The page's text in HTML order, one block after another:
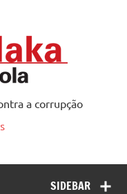
a corrupção
SIDEBAR